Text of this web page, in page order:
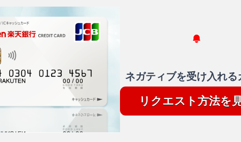
ネガティブを受け入れる
リクエスト方法を